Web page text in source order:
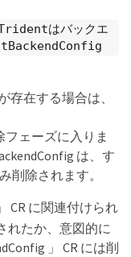
はバックエ
存在する場合は、
フェーズに入りま
は、す
削除されます。
CR に関連付けられ
れたか、意図的に
」 CR には削